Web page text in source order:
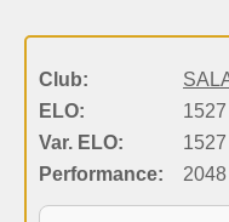
Club:
ELO:
1527
Var. ELO:
Performance:
2048